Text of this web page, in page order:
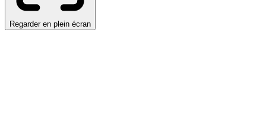
Regarder en plein écran